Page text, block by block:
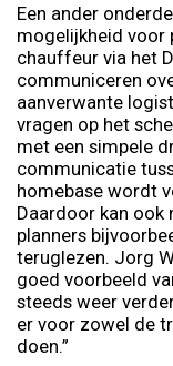
Een ander
mogelijkheid voor
chauffeur via het
communiceren
aanverwante
vragen op het
met een simpele
communicatie
homebase wordt
Daardoor kan ook
planners
teruglezen. Jorg
goed voorbeeld
steeds weer
er voor zowel de
doen.”